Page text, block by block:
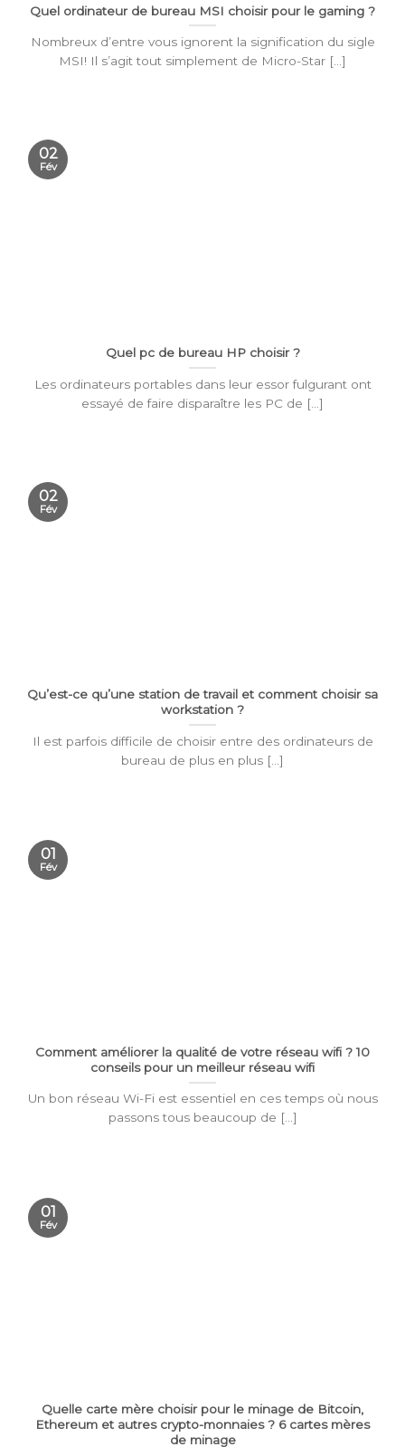
Quel ordinateur de bureau MSI choisir pour le gaming ?
Nombreux d’entre vous ignorent la signification du sigle
MSI! Il s’agit tout simplement de Micro-Star [...]
Quel pc de bureau HP choisir ?
Les ordinateurs portables dans leur essor fulgurant ont
essayé de faire disparaître les PC de [...]
02
Fév
Qu’est-ce qu’une station de travail et comment choisir sa
workstation ?
Il est parfois difficile de choisir entre des ordinateurs de
bureau de plus en plus [...]
02
Fév
Comment améliorer la qualité de votre réseau wifi ? 10
conseils pour un meilleur réseau wifi
Un bon réseau Wi-Fi est essentiel en ces temps où nous
passons tous beaucoup de [...]
01
Fév
Quelle carte mère choisir pour le minage de Bitcoin,
Ethereum et autres crypto-monnaies ? 6 cartes mères
de minage
01
Fév